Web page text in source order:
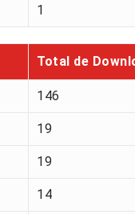
1
Total de
146
19
19
14